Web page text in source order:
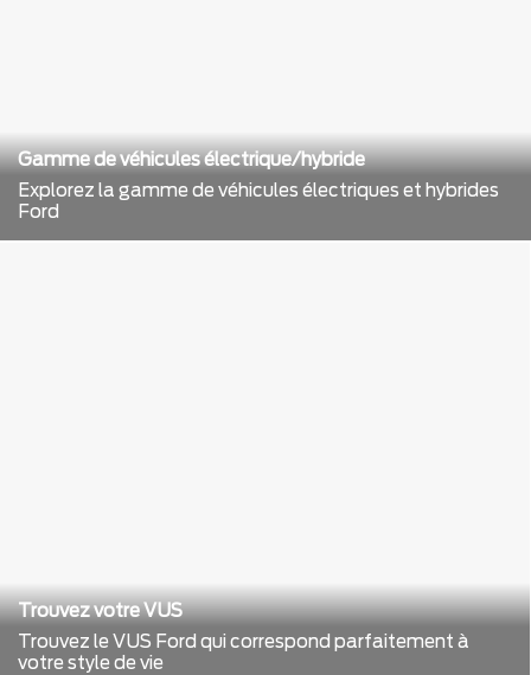
Gamme de véhicules électrique/hybride
Explorez la gamme de véhicules électriques et hybrides
Ford
Trouvez votre VUS
Trouvez le VUS Ford qui correspond parfaitement à
votre style de vie